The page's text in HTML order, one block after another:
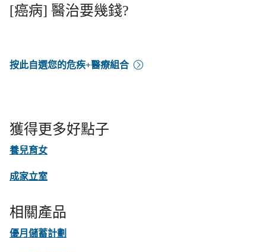
[癌病] 醫治要幾錢?
按此自選您的危疾+醫療組合
獲得更多好點子
養兒育女
成家立室
相關產品
優月儲蓄計劃